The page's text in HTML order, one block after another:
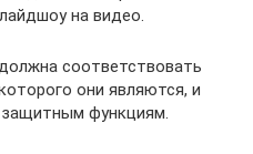
на видео.
соответствовать
они являются, и
функциям.